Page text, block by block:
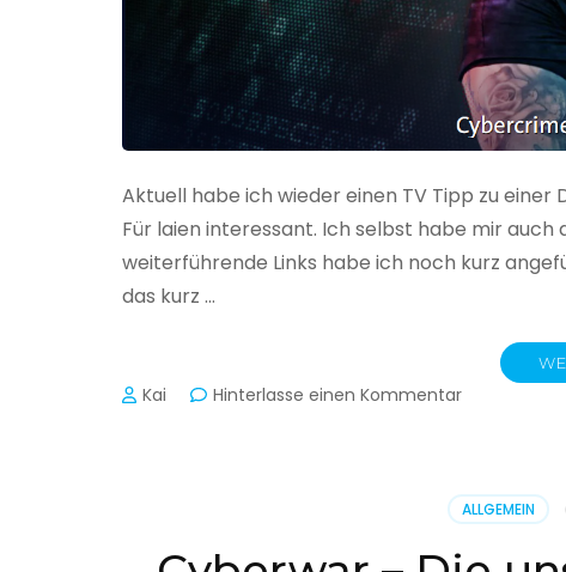
Aktuell habe ich wieder einen TV Tipp zu einer
Für laien interessant. Ich selbst habe mir
weiterführende Links habe ich noch kurz
das kurz …
Kai Hinterlasse einen Kommentarzu
rot
ALLGEMEIN